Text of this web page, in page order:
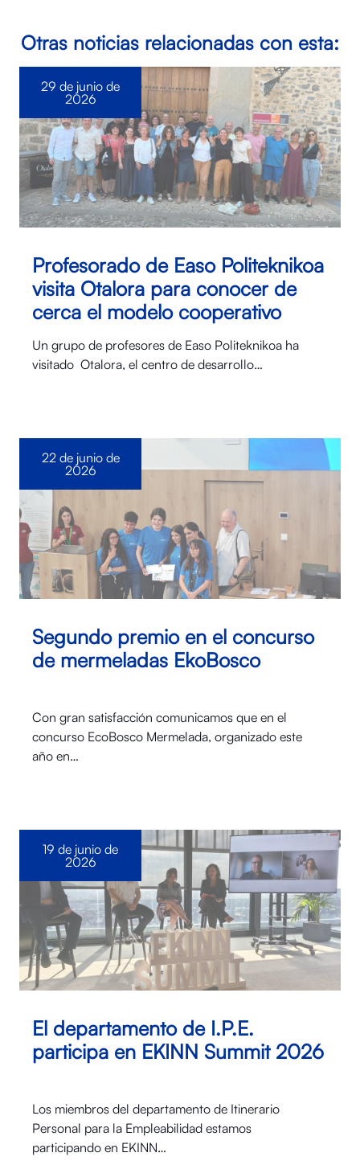
Otras noticias relacionadas con esta:
Profesorado de Easo Politeknikoa
visita Otalora para conocer de
cerca el modelo cooperativo
Un grupo de profesores de Easo Politeknikoa ha
visitado Otalora⁠, el centro de desarrollo…
29 de junio de
2026
Segundo premio en el concurso
de mermeladas EkoBosco
Con gran satisfacción comunicamos que en el
concurso EcoBosco Mermelada, organizado este
año en…
22 de junio de
2026
El departamento de I.P.E.
participa en EKINN Summit 2026
Los miembros del departamento de Itinerario
Personal para la Empleabilidad estamos
participando en EKINN…
19 de junio de
2026